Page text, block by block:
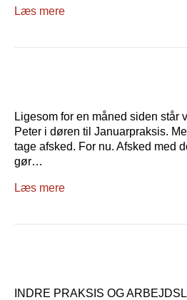
Læs mere
Ligesom for en måned siden står
Peter i døren til Januarpraksis.
tage afsked. For nu. Afsked med
gør…
Læs mere
INDRE PRAKSIS OG